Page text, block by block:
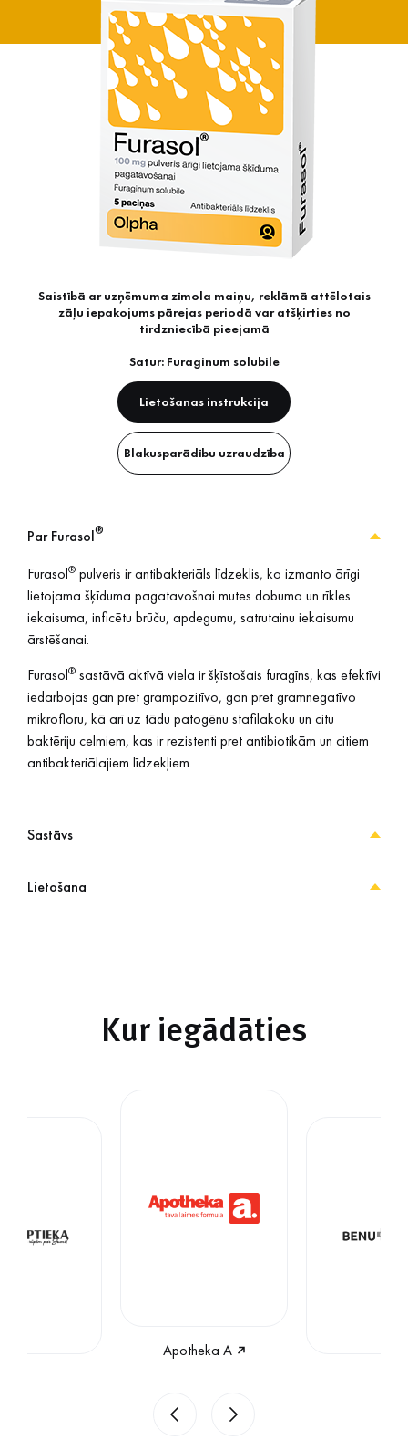
Saistībā ar uzņēmuma zīmola maiņu, reklāmā attēlotais
zāļu iepakojums pārejas periodā var atšķirties no
tirdzniecībā pieejamā
Satur: Furaginum solubile
Lietošanas instrukcija
Blakusparādību uzraudzība
Par Furasol®
Furasol® pulveris ir antibakteriāls līdzeklis, ko izmanto ārīgi
lietojama šķīduma pagatavošnai mutes dobuma un rīkles
iekaisuma, inficētu brūču, apdegumu, satrutainu iekaisumu
ārstēšanai.
Furasol® sastāvā aktīvā viela ir šķīstošais furagīns, kas efektīvi
iedarbojas gan pret grampozitīvo, gan pret gramnegatīvo
mikrofloru, kā arī uz tādu patogēnu stafilakoku un citu
baktēriju celmiem, kas ir rezistenti pret antibiotikām un citiem
antibakteriālajiem līdzekļiem.
Sastāvs
Lietošana
Kur iegādāties
Apotheka A